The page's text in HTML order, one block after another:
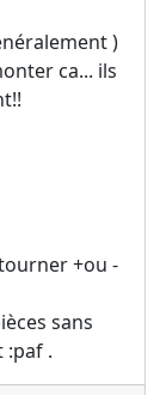
)
ca... ils
+ou -
sans
:paf .